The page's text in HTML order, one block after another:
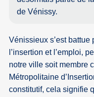
de Vénissy.
Vénissieux s’est
l’insertion et l’emploi,
notre ville soit membre
Métropolitaine
constitutif, cela signifie